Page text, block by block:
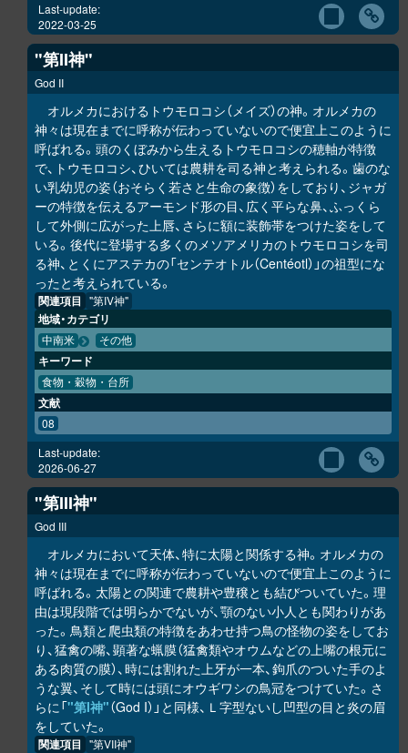
Last-update:
2022-03-25
"第II神"
God II
オルメカにおけるトウモロコシ（メイズ）の神。オルメカの
神々は現在までに呼称が伝わっていないので便宜上このように
呼ばれる。頭のくぼみから生えるトウモロコシの穂軸が特徴
で、トウモロコシ、ひいては農耕を司る神と考えられる。歯のな
い乳幼児の姿（おそらく若さと生命の象徴）をしており、ジャガ
ーの特徴を伝えるアーモンド形の目、広く平らな鼻、ふっくら
して外側に広がった上唇、さらに額に装飾帯をつけた姿をして
いる。後代に登場する多くのメソアメリカのトウモロコシを司
る神、とくにアステカの「センテオトル（Centéotl）」の祖型にな
ったと考えられている。
関連項目 "第IV神"
地域・カテゴリ
中南米 その他
キーワード
食物・穀物・台所
文献
08
Last-update:
2026-06-27
"第III神"
God III
オルメカにおいて天体、特に太陽と関係する神。オルメカの
神々は現在までに呼称が伝わっていないので便宜上このように
呼ばれる。太陽との関連で農耕や豊穣とも結びついていた。理
由は現段階では明らかでないが、顎のない小人とも関わりがあ
った。鳥類と爬虫類の特徴をあわせ持つ鳥の怪物の姿をしてお
り、猛禽の嘴、顕著な蝋膜（猛禽類やオウムなどの上嘴の根元に
ある肉質の膜）、時には割れた上牙が一本、鉤爪のついた手のよ
うな翼、そして時には頭にオウギワシの鳥冠をつけていた。さ
らに「"第I神"（God I）」と同様、Ｌ字型ないし凹型の目と炎の眉
をしていた。
関連項目 "第VII神"